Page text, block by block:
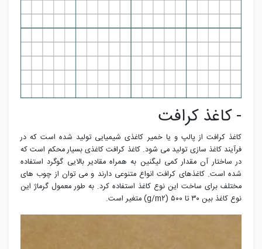
- کاغذ کرافت
کاغذ کرافت از پالپ و یا خمیر کاغذی شیمیایی تولید شده است که در
فرآیند کاغذ سازی تولید می شود. کاغذ کرافت کاغذی بسیار محکم است که
در ساختار آن مقدار کمی لیگنین به همراه مقادیر بالایی گوگرد استفاده
شده است. کاغذهای کرافت انواع متنوعی دارند و می توان از چوب های
مختلف برای ساخت این نوع کاغذ استفاده کرد. به طور معمول گرماژ این
نوع کاغذ بین ۳۰ تا ۵۰۰ (g/m۲) متغیر است.